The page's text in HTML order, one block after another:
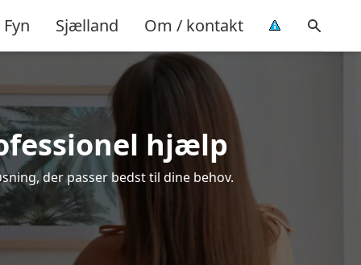
Fyn Sjælland Om / kontakt
hjælp
der passer bedst til dine behov.